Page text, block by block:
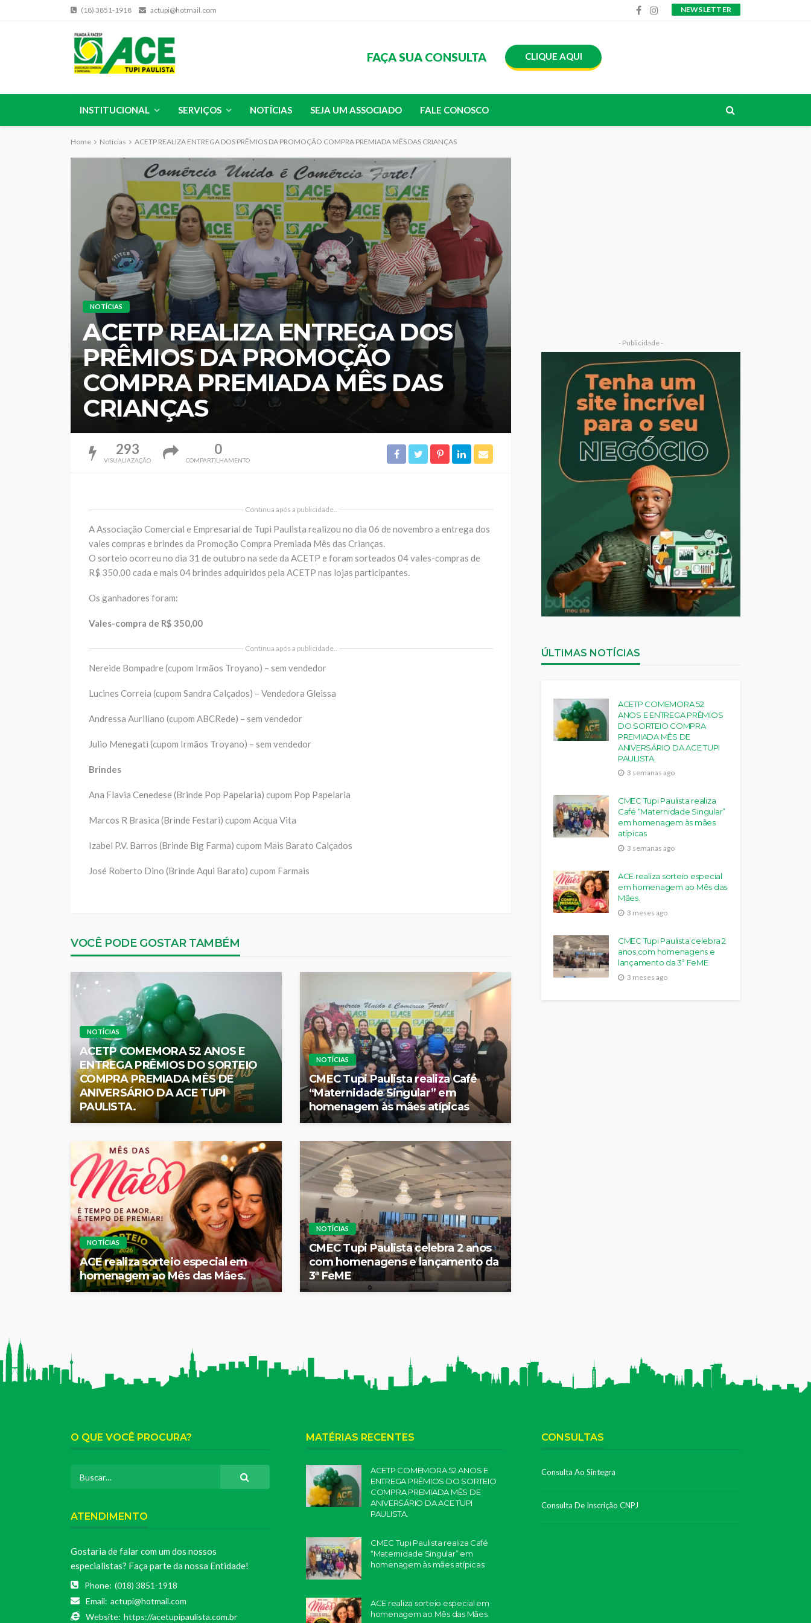
(18) 3851-1918 actupi@hotmail.com NEWSLETTER
FAÇA SUA CONSULTA CLIQUE AQUI
INSTITUCIONAL SERVIÇOS NOTÍCIAS SEJA UM ASSOCIADO FALE CONOSCO
Home Notícias ACETP REALIZA ENTREGA DOS PRÊMIOS DA PROMOÇÃO COMPRA PREMIADA MÊS DAS CRIANÇAS
NOTÍCIAS
ACETP REALIZA ENTREGA DOS
PRÊMIOS DA PROMOÇÃO
COMPRA PREMIADA MÊS DAS
CRIANÇAS
293
VISUALIAZAÇÃO
0
COMPARTILHAMENTO
Continua após a publicidade..
A Associação Comercial e Empresarial de Tupi Paulista realizou no dia 06 de novembro a entrega dos
vales compras e brindes da Promoção Compra Premiada Mês das Crianças.
O sorteio ocorreu no dia 31 de outubro na sede da ACETP e foram sorteados 04 vales-compras de
R$ 350,00 cada e mais 04 brindes adquiridos pela ACETP nas lojas participantes.
Os ganhadores foram:
Vales-compra de R$ 350,00
Continua após a publicidade..
Nereide Bompadre (cupom Irmãos Troyano) – sem vendedor
Lucines Correia (cupom Sandra Calçados) – Vendedora Gleissa
Andressa Auriliano (cupom ABCRede) – sem vendedor
Julio Menegati (cupom Irmãos Troyano) – sem vendedor
Brindes
Ana Flavia Cenedese (Brinde Pop Papelaria) cupom Pop Papelaria
Marcos R Brasica (Brinde Festari) cupom Acqua Vita
Izabel P.V. Barros (Brinde Big Farma) cupom Mais Barato Calçados
José Roberto Dino (Brinde Aqui Barato) cupom Farmais
VOCÊ PODE GOSTAR TAMBÉM
NOTÍCIAS
ACETP COMEMORA 52 ANOS E
ENTREGA PRÊMIOS DO SORTEIO
COMPRA PREMIADA MÊS DE
ANIVERSÁRIO DA ACE TUPI
PAULISTA.
NOTÍCIAS
CMEC Tupi Paulista realiza Café
“Maternidade Singular” em
homenagem às mães atípicas
NOTÍCIAS
ACE realiza sorteio especial em
homenagem ao Mês das Mães.
NOTÍCIAS
CMEC Tupi Paulista celebra 2 anos
com homenagens e lançamento da
3ª FeME
- Publicidade -
ÚLTIMAS NOTÍCIAS
ACETP COMEMORA 52
ANOS E ENTREGA PRÊMIOS
DO SORTEIO COMPRA
PREMIADA MÊS DE
ANIVERSÁRIO DA ACE TUPI
PAULISTA.
3 semanas ago
CMEC Tupi Paulista realiza
Café “Maternidade Singular”
em homenagem às mães
atípicas
3 semanas ago
ACE realiza sorteio especial
em homenagem ao Mês das
Mães.
3 meses ago
CMEC Tupi Paulista celebra 2
anos com homenagens e
lançamento da 3ª FeME
3 meses ago
O QUE VOCÊ PROCURA?
ATENDIMENTO
Gostaria de falar com um dos nossos
especialistas? Faça parte da nossa Entidade!
Phone: (018) 3851-1918
Email: actupi@hotmail.com
Website: https://acetupipaulista.com.br
MATÉRIAS RECENTES
ACETP COMEMORA 52 ANOS E
ENTREGA PRÊMIOS DO SORTEIO
COMPRA PREMIADA MÊS DE
ANIVERSÁRIO DA ACE TUPI
PAULISTA.
CMEC Tupi Paulista realiza Café
“Maternidade Singular” em
homenagem às mães atípicas
ACE realiza sorteio especial em
homenagem ao Mês das Mães.
CONSULTAS
Consulta Ao Sintegra
Consulta De Inscrição CNPJ